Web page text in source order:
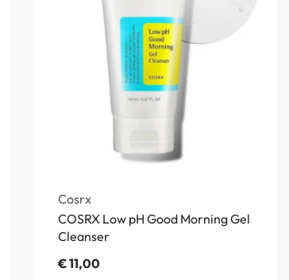
Cosrx
COSRX Low pH Good Morning Gel
Cleanser
€11,00